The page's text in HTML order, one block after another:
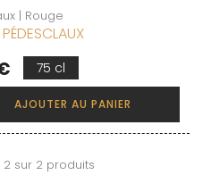
| Rouge
75 cl
AJOUTER AU PANIER
sur 2 produits